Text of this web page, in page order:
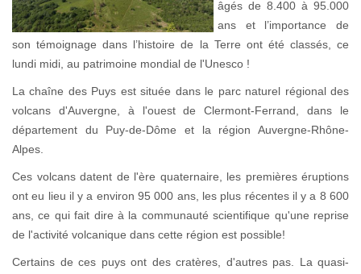
âgés de 8.400 à 95.000
ans et l’importance de
son témoignage dans l’histoire de la Terre ont été classés, ce
lundi midi, au patrimoine mondial de l'Unesco !
La chaîne des Puys est située dans le parc naturel régional des
volcans d'Auvergne, à l'ouest de Clermont-Ferrand, dans le
département du Puy-de-Dôme et la région Auvergne-Rhône-
Alpes.
Ces volcans datent de l'ère quaternaire, les premières éruptions
ont eu lieu il y a environ 95 000 ans, les plus récentes il y a 8 600
ans, ce qui fait dire à la communauté scientifique qu'une reprise
de l'activité volcanique dans cette région est possible!
Certains de ces puys ont des cratères, d'autres pas. La quasi-